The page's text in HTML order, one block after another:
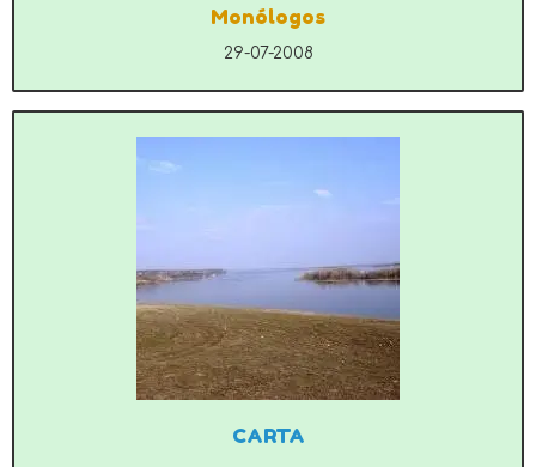
Monólogos
29-07-2008
CARTA